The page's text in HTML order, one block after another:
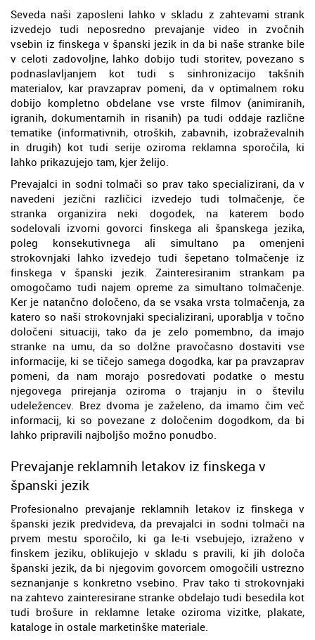
Seveda naši zaposleni lahko v skladu z zahtevami strank
izvedejo tudi neposredno prevajanje video in zvočnih
vsebin iz finskega v španski jezik in da bi naše stranke bile
v celoti zadovoljne, lahko dobijo tudi storitev, povezano s
podnaslavljanjem kot tudi s sinhronizacijo takšnih
materialov, kar pravzaprav pomeni, da v optimalnem roku
dobijo kompletno obdelane vse vrste filmov (animiranih,
igranih, dokumentarnih in risanih) pa tudi oddaje različne
tematike (informativnih, otroških, zabavnih, izobraževalnih
in drugih) kot tudi serije oziroma reklamna sporočila, ki
lahko prikazujejo tam, kjer želijo.
Prevajalci in sodni tolmači so prav tako specializirani, da v
navedeni jezični različici izvedejo tudi tolmačenje, če
stranka organizira neki dogodek, na katerem bodo
sodelovali izvorni govorci finskega ali španskega jezika,
poleg konsekutivnega ali simultano pa omenjeni
strokovnjaki lahko izvedejo tudi šepetano tolmačenje iz
finskega v španski jezik. Zainteresiranim strankam pa
omogočamo tudi najem opreme za simultano tolmačenje.
Ker je natančno določeno, da se vsaka vrsta tolmačenja, za
katero so naši strokovnjaki specializirani, uporablja v točno
določeni situaciji, tako da je zelo pomembno, da imajo
stranke na umu, da so dolžne pravočasno dostaviti vse
informacije, ki se tičejo samega dogodka, kar pa pravzaprav
pomeni, da nam morajo posredovati podatke o mestu
njegovega prirejanja oziroma o trajanju in o številu
udeležencev. Brez dvoma je zaželeno, da imamo čim več
informacij, ki so povezane z določenim dogodkom, da bi
lahko pripravili najboljšo možno ponudbo.
Prevajanje reklamnih letakov iz finskega v
španski jezik
Profesionalno prevajanje reklamnih letakov iz finskega v
španski jezik predvideva, da prevajalci in sodni tolmači na
prvem mestu sporočilo, ki ga le-ti vsebujejo, izraženo v
finskem jeziku, oblikujejo v skladu s pravili, ki jih določa
španski jezik, da bi njegovim govorcem omogočili ustrezno
seznanjanje s konkretno vsebino. Prav tako ti strokovnjaki
na zahtevo zainteresirane stranke obdelajo tudi besedila kot
tudi brošure in reklamne letake oziroma vizitke, plakate,
kataloge in ostale marketinške materiale.